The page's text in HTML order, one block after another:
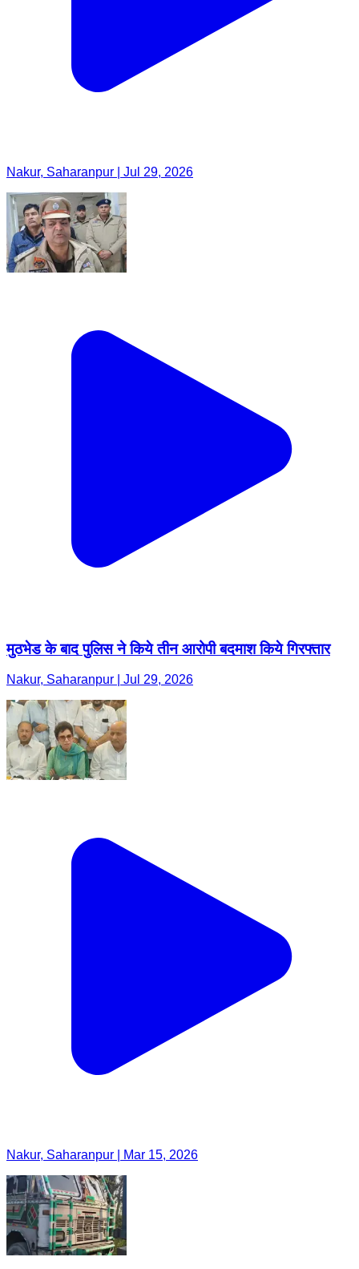
Nakur, Saharanpur | Jul 29, 2026
मुठभेड के बाद पुलिस ने किये तीन आरोपी बदमाश किये गिरफ्तार
Nakur, Saharanpur | Jul 29, 2026
Nakur, Saharanpur | Mar 15, 2026